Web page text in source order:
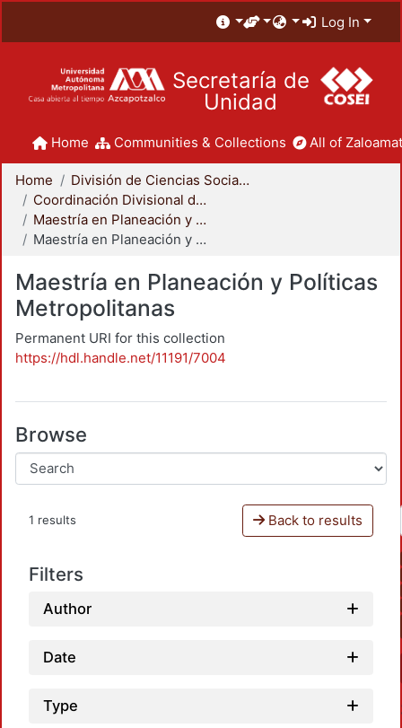
Log In
Secretaría de
Unidad
Home Communities & Collections All of
Home
División de Ciencias Sociales y Humanidades
Coordinación Divisional de Posgrado
Maestría en Planeación y Políticas Metropolitanas
Maestría en Planeación y Políticas Metropolitanas
Maestría en Planeación y Políticas
Metropolitanas
Permanent URI for this collection
https://hdl.handle.net/11191/7004
Browse
1 results Back to results
Filters
Author
Date
Type